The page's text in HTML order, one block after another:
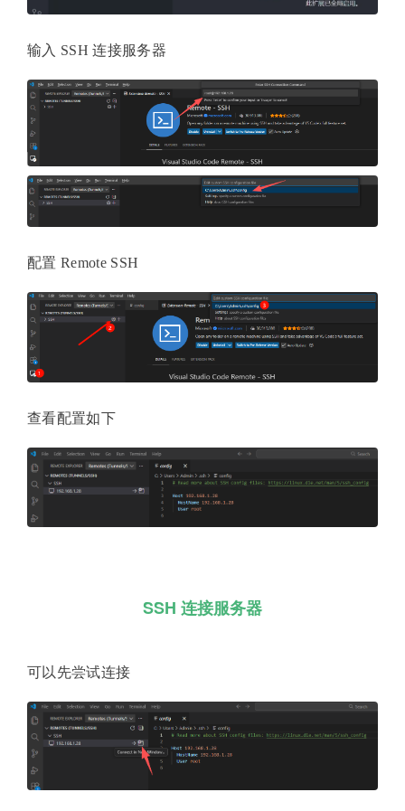
输入 SSH 连接服务器
配置 Remote SSH
查看配置如下
SSH 连接服务器
可以先尝试连接